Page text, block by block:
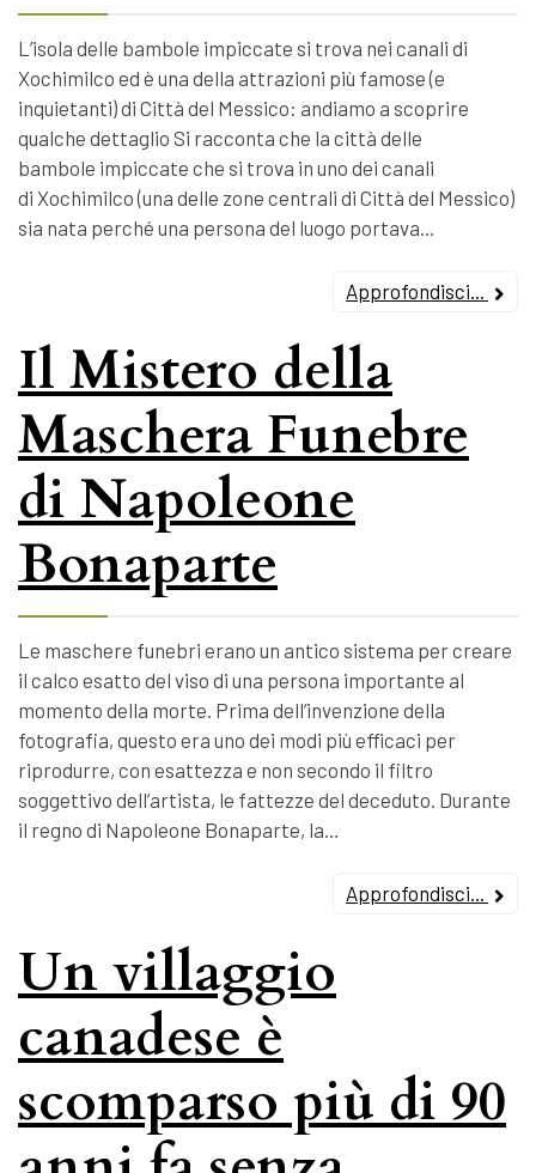
L’isola delle bambole impiccate si trova nei canali di
Xochimilco ed è una della attrazioni più famose (e
inquietanti) di Città del Messico: andiamo a scoprire
qualche dettaglio Si racconta che la città delle
bambole impiccate che si trova in uno dei canali
di Xochimilco (una delle zone centrali di Città del Messico)
sia nata perché una persona del luogo portava…
Approfondisci...
Il Mistero della
Maschera Funebre
di Napoleone
Bonaparte
Le maschere funebri erano un antico sistema per creare
il calco esatto del viso di una persona importante al
momento della morte. Prima dell’invenzione della
fotografia, questo era uno dei modi più efficaci per
riprodurre, con esattezza e non secondo il filtro
soggettivo dell’artista, le fattezze del deceduto. Durante
il regno di Napoleone Bonaparte, la…
Approfondisci...
Un villaggio
canadese è
scomparso più di 90